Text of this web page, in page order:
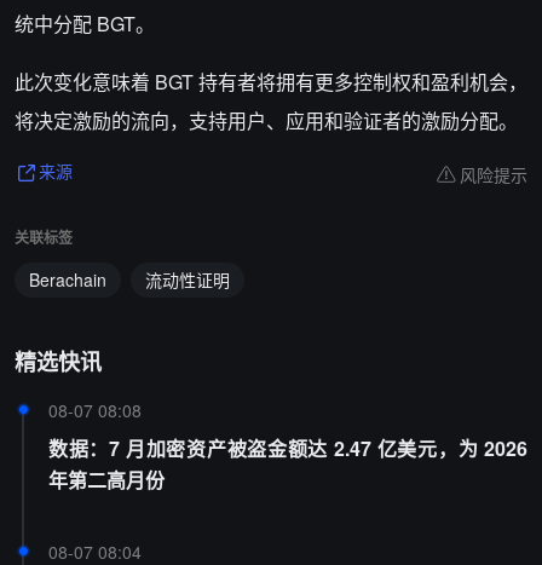
统中分配 BGT。
此次变化意味着 BGT 持有者将拥有更多控制权和盈利机会，
将决定激励的流向，支持用户、应用和验证者的激励分配。
来源 风险提示
关联标签
Berachain 流动性证明
精选快讯
08-07 08:08
数据：7 月加密资产被盗金额达 2.47 亿美元，为 2026
年第二高月份
08-07 08:04